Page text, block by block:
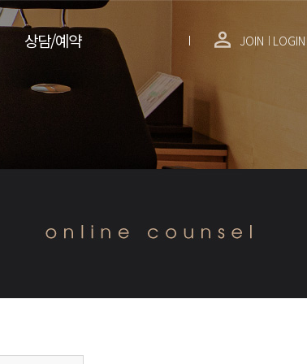
상담/예약 JOIN │ LOGIN